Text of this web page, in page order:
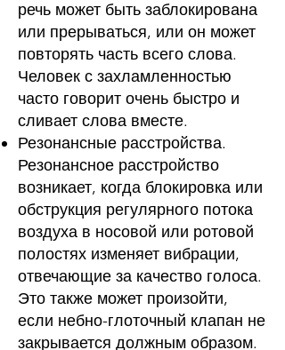
речь может быть заблокирована
или прерываться, или он может
повторять часть всего слова.
Человек с захламленностью
часто говорит очень быстро и
сливает слова вместе.
Резонансные расстройства.
Резонансное расстройство
возникает, когда блокировка или
обструкция регулярного потока
воздуха в носовой или ротовой
полостях изменяет вибрации,
отвечающие за качество голоса.
Это также может произойти,
если небно-глоточный клапан не
закрывается должным образом.